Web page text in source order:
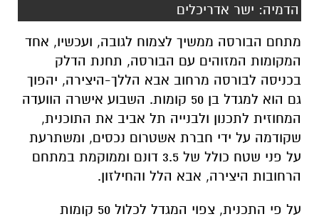
הדמיה: ישר אדריכלים
מתחם הבורסה ממשיך לצמוח לגובה, ועכשיו, אחד
המקומות המזוהים עם הבורסה, תחנת הדלק
בכניסה לבורסה מרחוב אבא הללך-היצירה, יהפוך
גם הוא למגדל בן 50 קומות. השבוע אישרה
הוועדה
המחוזית לתכנון ולבנייה תל אביב את התוכנית,
שקודמה על ידי חברת אשטרום נכסים, ומשתרעת
על פני שטח כולל של 3.5 דונם וממוקמת במתחם
הרחובות היצירה, אבא הלל והחילזון.
על פי התכנית, צפוי המגדל לכלול 50 קומות